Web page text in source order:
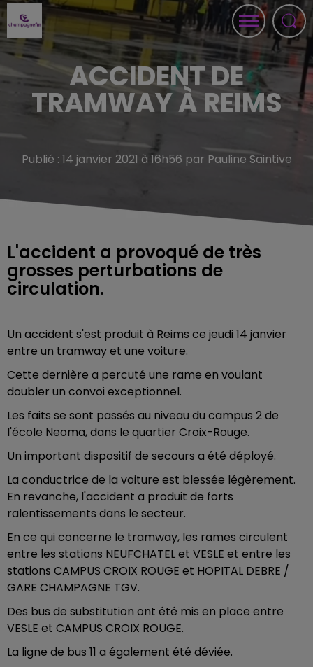
ACCIDENT DE
TRAMWAY À REIMS
Publié : 14 janvier 2021 à 16h56 par Pauline Saintive
L'accident a provoqué de très
grosses perturbations de
circulation.
Un accident s'est produit à Reims ce jeudi 14 janvier
entre un tramway et une voiture.
Cette dernière a percuté une rame en voulant
doubler un convoi exceptionnel.
Les faits se sont passés au niveau du campus 2 de
l'école Neoma, dans le quartier Croix-Rouge.
Un important dispositif de secours a été déployé.
La conductrice de la voiture est blessée légèrement.
En revanche, l'accident a produit de forts
ralentissements dans le secteur.
En ce qui concerne le tramway, les rames circulent
entre les stations NEUFCHATEL et VESLE et entre les
stations CAMPUS CROIX ROUGE et HOPITAL DEBRE /
GARE CHAMPAGNE TGV.
Des bus de substitution ont été mis en place entre
VESLE et CAMPUS CROIX ROUGE.
La ligne de bus 11 a également été déviée.